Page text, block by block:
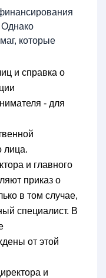
которые
и справка о
- для
лица.
и главного
приказ о
в том случае,
специалист. В
от этой
и